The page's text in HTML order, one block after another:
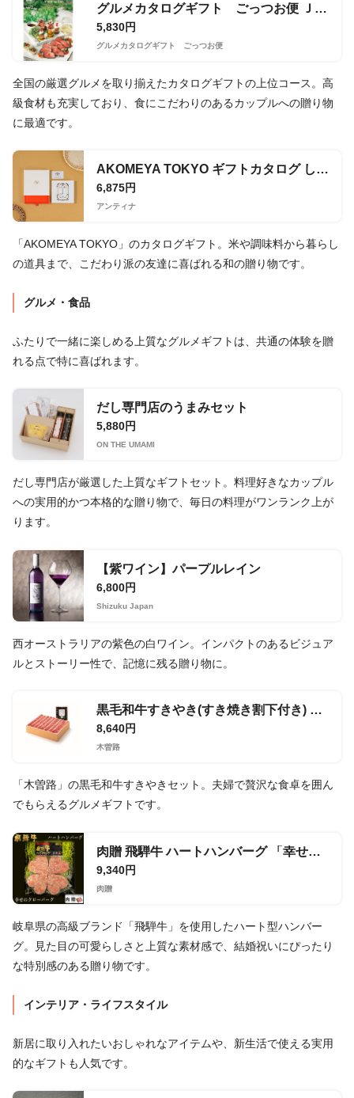
グルメカタログギフト ごっつお便 ＪＡコース
5,830円
グルメカタログギフト ごっつお便
全国の厳選グルメを取り揃えたカタログギフトの上位コース。高
級食材も充実しており、食にこだわりのあるカップルへの贈り物
に最適です。
AKOMEYA TOKYO ギフトカタログ しずく
6,875円
アンティナ
「AKOMEYA TOKYO」のカタログギフト。米や調味料から暮らし
の道具まで、こだわり派の友達に喜ばれる和の贈り物です。
グルメ・食品
ふたりで一緒に楽しめる上質なグルメギフトは、共通の体験を贈
れる点で特に喜ばれます。
だし専門店のうまみセット
5,880円
ON THE UMAMI
だし専門店が厳選した上質なギフトセット。料理好きなカップル
への実用的かつ本格的な贈り物で、毎日の料理がワンランク上が
ります。
【紫ワイン】パープルレイン
6,800円
Shizuku Japan
西オーストラリアの紫色の白ワイン。インパクトのあるビジュア
ルとストーリー性で、記憶に残る贈り物に。
黒毛和牛すきやき(すき焼き割下付き) 360g
8,640円
木曽路
「木曽路」の黒毛和牛すきやきセット。夫婦で贅沢な食卓を囲ん
でもらえるグルメギフトです。
肉贈 飛騨牛 ハートハンバーグ 「幸せのクローバーグ」 ギフト
9,340円
肉贈
岐阜県の高級ブランド「飛騨牛」を使用したハート型ハンバー
グ。見た目の可愛らしさと上質な素材感で、結婚祝いにぴったり
な特別感のある贈り物です。
インテリア・ライフスタイル
新居に取り入れたいおしゃれなアイテムや、新生活で使える実用
的なギフトも人気です。